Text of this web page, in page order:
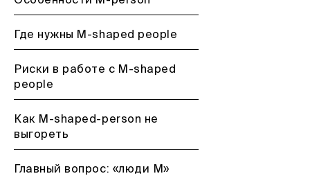
Где нужны M-shaped people
Риски в работе с M-shaped
people
Как M-shaped-person не
выгореть
Главный вопрос: «люди М»